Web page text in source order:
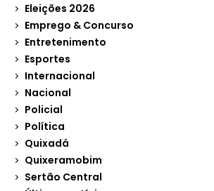
Eleições 2026
Emprego & Concurso
Entretenimento
Esportes
Internacional
Nacional
Policial
Política
Quixadá
Quixeramobim
Sertão Central